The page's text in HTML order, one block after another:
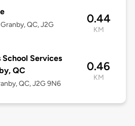
QC, J2G
0.44
KM
Services
QC
QC, J2G 9N6
0.46
KM